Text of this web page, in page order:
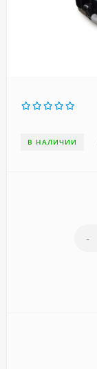
В НАЛИЧИИ
-